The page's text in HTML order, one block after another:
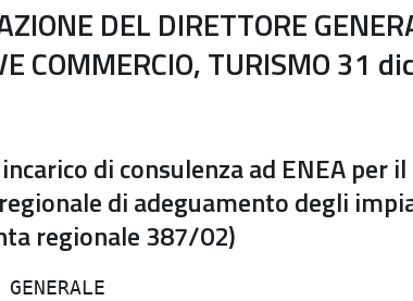
DEL DIRETTORE
COMMERCIO, TURISMO 31
di consulenza ad ENEA per
di adeguamento degli
regionale 387/02)